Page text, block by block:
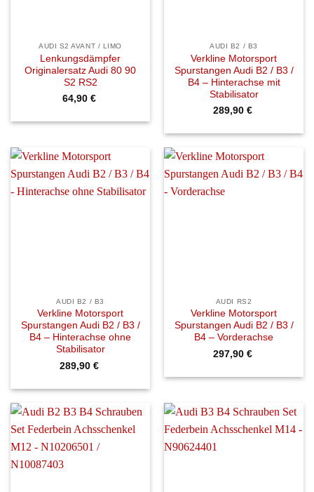
AUDI S2 AVANT / LIMO
Lenkungsdämpfer
Originalersatz Audi 80 90
S2 RS2
64,90 €
AUDI B2 / B3
Verkline Motorsport
Spurstangen Audi B2 / B3 /
B4 – Hinterachse mit
Stabilisator
289,90 €
AUDI B2 / B3
Verkline Motorsport
Spurstangen Audi B2 / B3 /
B4 – Hinterachse ohne
Stabilisator
289,90 €
AUDI RS2
Verkline Motorsport
Spurstangen Audi B2 / B3 /
B4 – Vorderachse
297,90 €